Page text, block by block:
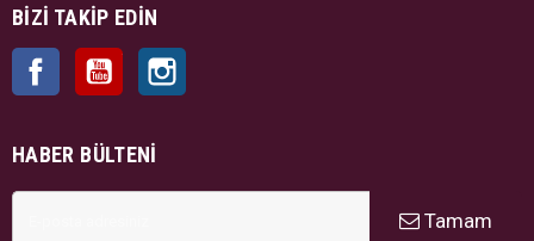
BIZI TAKIP EDIN
Facebook YouTube
HABER BÜLTENI
Tamam